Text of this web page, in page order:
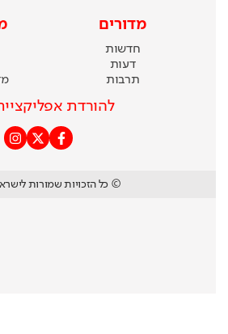
מדורים
חדשות
דעות
תרבות
להורדת אפליקציית
© כל הזכויות שמורות לישראל